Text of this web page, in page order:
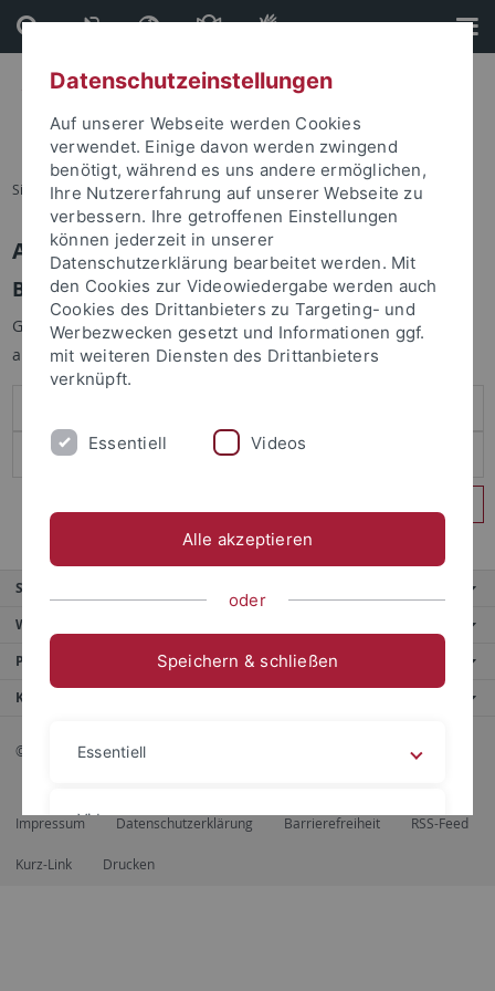
Direkt
zum
Inhalt
Direkt
zur
Fußleiste
Sie sind hier: Startseite
Anmelden
Benutzeranmeldung
Geben Sie Ihren Benutzernamen und Ihr Passwort an um sich
anzumelden:
Service
Weitere Angebote
Portale
Kontaktinfo
© 2026 Eberhard Karls Universität Tübingen, Tübingen
Impressum Datenschutzerklärung Barrierefreiheit RSS-Feed
Kurz-Link Drucken
Datenschutzeinstellungen
Auf unserer Webseite werden Cookies
verwendet. Einige davon werden zwingend
benötigt, während es uns andere ermöglichen,
Ihre Nutzererfahrung auf unserer Webseite zu
verbessern. Ihre getroffenen Einstellungen
können jederzeit in unserer
Datenschutzerklärung bearbeitet werden. Mit
den Cookies zur Videowiedergabe werden auch
Cookies des Drittanbieters zu Targeting- und
Werbezwecken gesetzt und Informationen ggf.
mit weiteren Diensten des Drittanbieters
verknüpft.
Essentiell Videos
Alle akzeptieren
oder
Speichern & schließen
Essentiell
Videos